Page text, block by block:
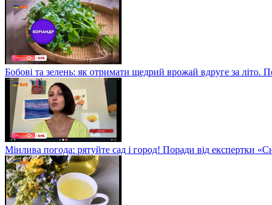
Бобові та зелень: як отримати щедрий врожай вдруге за літо.
Мінлива погода: рятуйте сад і город! Поради від експертки